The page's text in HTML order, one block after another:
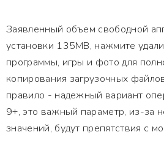
Заявленный объем свободной
установки 135MB, нажмите
программы, игры и фото для
копирования загрузочных
правило - надежный вариант
9+, это важный параметр, из-за
значений, будут препятствия с